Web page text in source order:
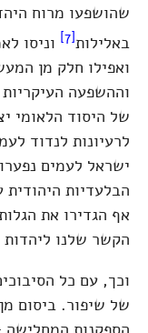
שהושפעו מרוח
באלילות[7]
וניסו
ואפילו חלק מן
וההשפעה העיקריות
של היסוד הלאומי
לרעיונות לנדוד
ישראל לעמים נפערו
הבלעדיות היהודית
אף הגדירו את
הקשר שלנו ליהדות
וכך, עם כל
של שיפור. ביסום מן